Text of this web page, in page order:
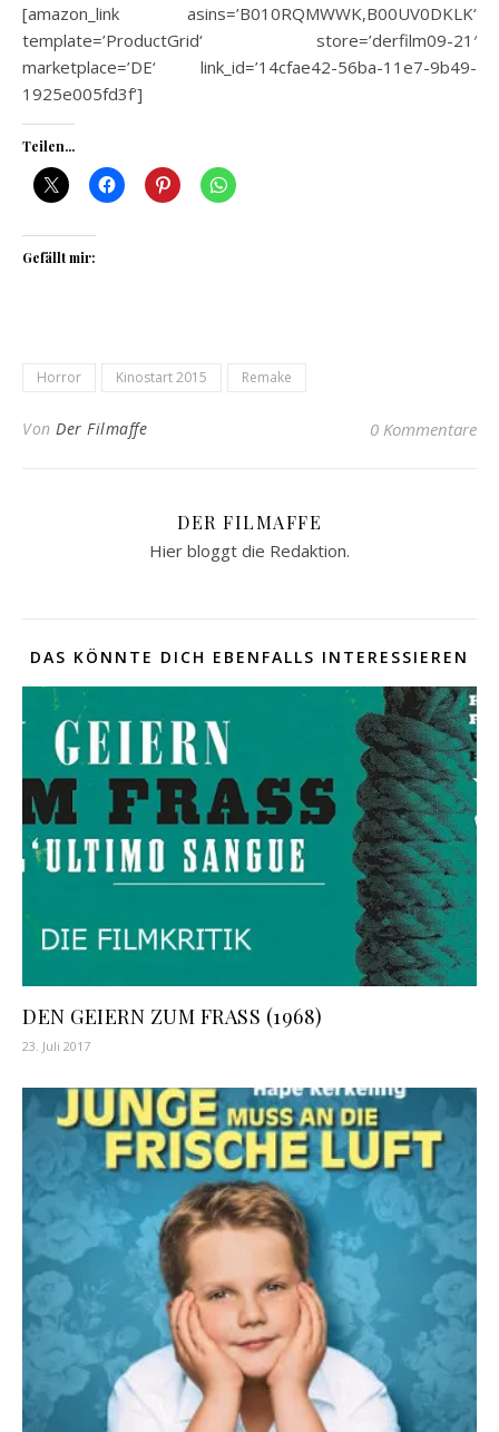
[amazon_link asins=’B010RQMWWK,B00UV0DKLK‘
template=’ProductGrid‘ store=’derfilm09-21′
marketplace=’DE‘ link_id=’14cfae42-56ba-11e7-9b49-
1925e005fd3f‘]
Teilen...
Gefällt mir:
Horror Kinostart 2015 Remake
Von Der Filmaffe 0 Kommentare
DER FILMAFFE
Hier bloggt die Redaktion.
DAS KÖNNTE DICH EBENFALLS INTERESSIEREN
DEN GEIERN ZUM FRASS (1968)
23. Juli 2017